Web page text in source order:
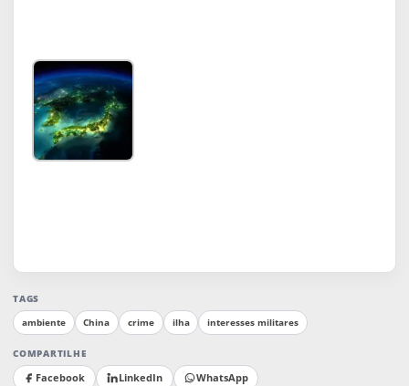
TAGS
ambiente
China crime ilha interesses militares
COMPARTILHE
Facebook LinkedIn WhatsApp